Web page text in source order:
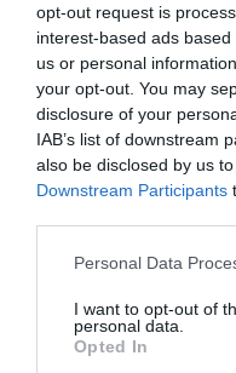
opt-out request is
interest-based ads
us or personal
your opt-out. You may
disclosure of your
IAB’s list of downstream
also be disclosed by us
Downstream Participants
Please note that this
not limited to your visit or
grant or deny consent to
use your data for below
Personal Data
I want to opt-out of
personal data.
Opted In
06.08.2026 | 14:02
αντικείμενα από